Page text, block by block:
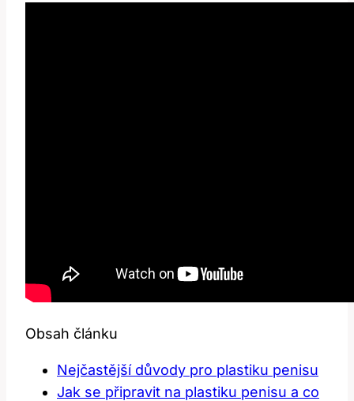
Obsah článku
Nejčastější⁢ důvody pro plastiku penisu
Jak se připravit na plastiku‌ penisu a co